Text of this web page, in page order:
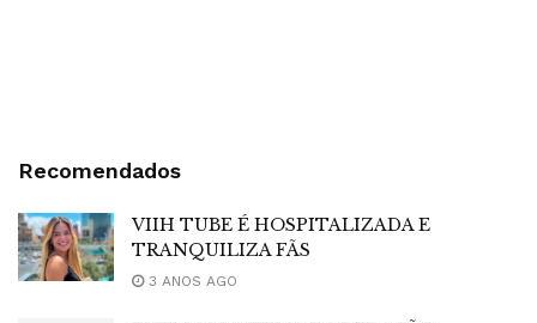
Recomendados
VIIH TUBE É HOSPITALIZADA E
TRANQUILIZA FÃS
3 ANOS AGO